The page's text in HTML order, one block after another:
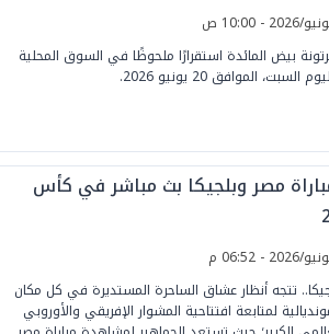
بيض المائدة استقرارًا ملحوظًا في السوق المحلية
الموافق 20 يونيو 2026.
مصر وبلجيكا بث مباشر في كأس
تتجه أنظار عشاق الساحرة المستديرة في كل مكان
لمتابعة افتتاحية المشوار الإفريقي والأوروبي